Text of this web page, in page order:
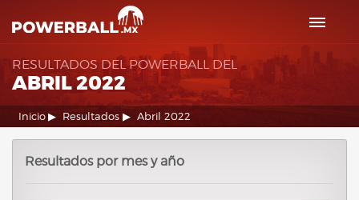
RESULTADOS DEL POWERBALL DEL
ABRIL 2022
Inicio Resultados Abril 2022
Resultados por mes y año